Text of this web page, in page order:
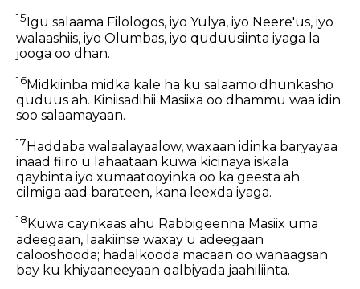
15 Igu salaama Filologos, iyo Yulya, iyo Neere'us, iyo
walaashiis, iyo Olumbas, iyo quduusiinta iyaga la
jooga oo dhan.
16Midkiinba midka kale ha ku salaamo dhunkasho
quduus ah. Kiniisadihii Masiixa oo dhammu waa idin
soo salaamayaan.
17 Haddaba walaalayaalow, waxaan idinka baryayaa
inaad fiiro u lahaataan kuwa kicinaya iskala
qaybinta iyo xumaatooyinka oo ka geesta ah
cilmiga aad barateen, kana leexda iyaga.
18 Kuwa caynkaas ahu Rabbigeenna Masiix uma
adeegaan, laakiinse waxay u adeegaan
calooshooda; hadalkooda macaan oo wanaagsan
bay ku khiyaaneeyaan qalbiyada jaahiliinta.